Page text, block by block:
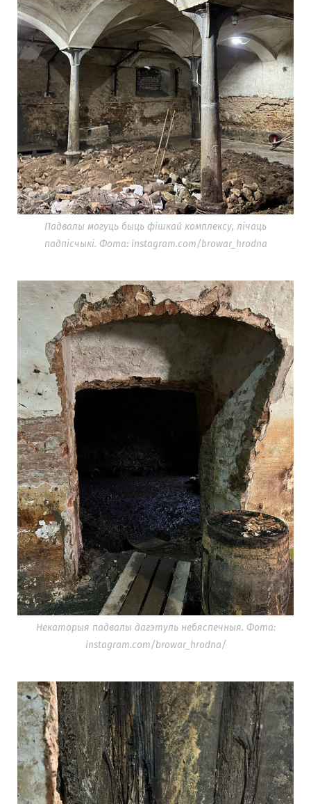
Падвалы могуць быць фішкай комплексу, лічаць
падпісчыкі. Фота: instagram.com/browar_hrodna
Некаторыя падвалы дагэтуль небяспечныя. Фота:
instagram.com/browar_hrodna/